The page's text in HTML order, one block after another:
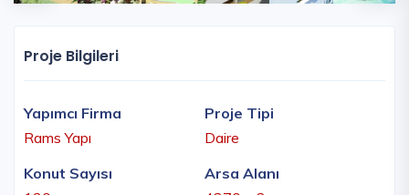
Proje Bilgileri
Yapımcı Firma
Rams Yapı
Proje Tipi
Daire
Konut Sayısı
Arsa Alanı